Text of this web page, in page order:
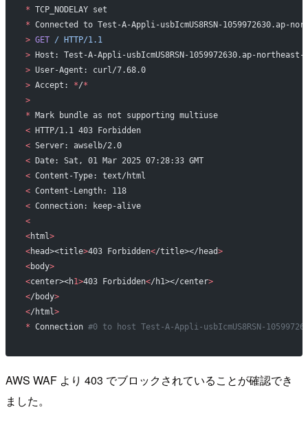
* TCP_NODELAY set
* Connected to Test-A-Appli-usbIcmUS8RSN-1059972630.ap-
> GET / HTTP/1.1
> Host: Test-A-Appli-usbIcmUS8RSN-1059972630.ap-northeast-
> User-Agent: curl/7.68.0
> Accept: */*
>
* Mark bundle as not supporting multiuse
< HTTP/1.1 403 Forbidden
< Server: awselb/2.0
< Date: Sat, 01 Mar 2025 07:28:33 GMT
< Content-Type: text/html
< Content-Length: 118
< Connection: keep-alive
<
<html >
<head><title>403 Forbidden</title></head>
<body>
<center><h1>403 Forbidden</h1></center>
</body>
</html >
* Connection #0 to host Test-A-Appli-usbIcmUS8RSN-
AWS WAF より 403 でブロックされていることが確認でき
ました。